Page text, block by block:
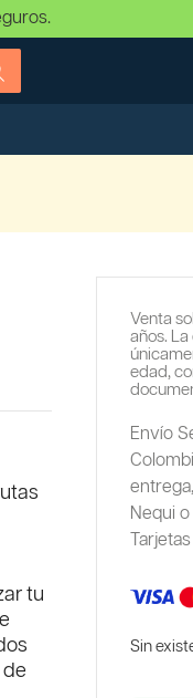
tu
de
Venta
años.
edad,
Envío
entrega,
Nequi o
Sin